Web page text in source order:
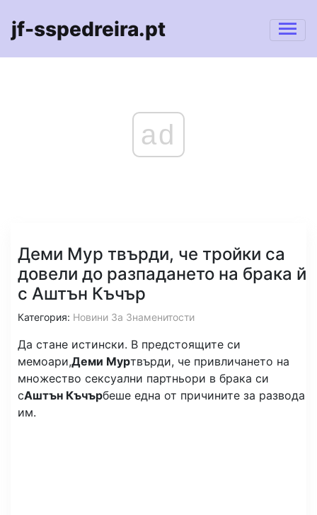
jf-sspedreira.pt
ad
Деми Мур твърди, че тройки са
довели до разпадането на брака й
с Аштън Къчър
Категория: Новини За Знаменитости
Да стане истински. В предстоящите си
мемоари,Деми Муртвърди, че привличането на
множество сексуални партньори в брака си
сАштън Къчърбеше една от причините за развода
им.